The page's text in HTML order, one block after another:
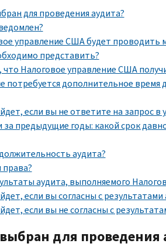
для проведения аудита?
управление США будет проводить
представить?
что Налоговое управление США
потребуется дополнительное время
если вы не ответите на запрос в
за предыдущие годы: какой срок
аудита?
аудита, выполняемого
если вы согласны с результатами
если вы не согласны с
для проведения